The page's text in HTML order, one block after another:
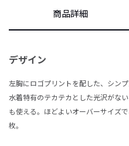
商品詳細
デザイン
左胸にロゴプリントを配した、シン
水着特有のテカテカとした光沢がな
も使える。ほどよいオーバーサイズ
枚。